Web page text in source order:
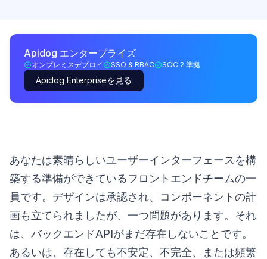
Apidog エンタープライズ
オンプレミスデプロイ SSO & RBAC SOC 2 準拠
Apidog Enterpriseを見る
あなたは素晴らしいユーザーインターフェースを構
築する準備ができているフロントエンドチームの一
員です。デザインは承認され、コンポーネントの計
画も立てられましたが、一つ問題があります。それ
は、バックエンドAPIがまだ存在しないことです。
あるいは、存在しても不安定、不完全、または頻繁